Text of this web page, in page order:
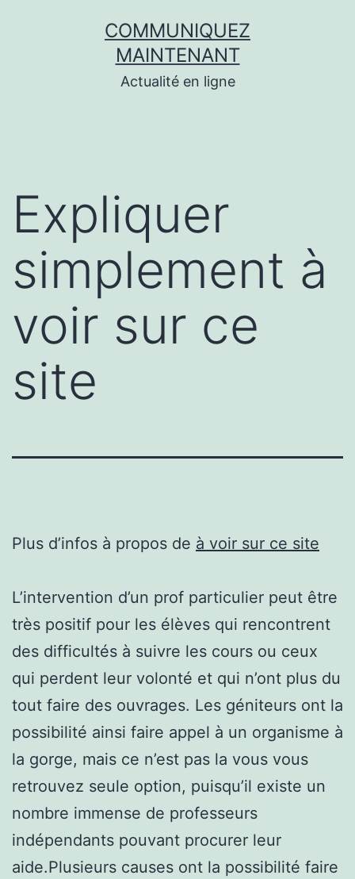
COMMUNIQUEZ
MAINTENANT
Actualité en ligne
Expliquer
simplement à
voir sur ce
site
Plus d’infos à propos de à voir sur ce site
L’intervention d’un prof particulier peut être
très positif pour les élèves qui rencontrent
des difficultés à suivre les cours ou ceux
qui perdent leur volonté et qui n’ont plus du
tout faire des ouvrages. Les géniteurs ont la
possibilité ainsi faire appel à un organisme à
la gorge, mais ce n’est pas la vous vous
retrouvez seule option, puisqu’il existe un
nombre immense de professeurs
indépendants pouvant procurer leur
aide.Plusieurs causes ont la possibilité faire